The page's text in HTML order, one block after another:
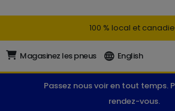
100 % local et
Magasinez les pneus English
Passez nous voir en tout temps.
rendez-vous.